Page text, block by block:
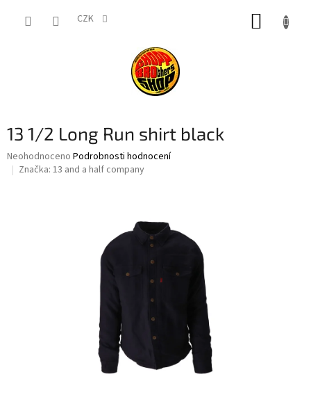
CZK
13 1/2 Long Run shirt black
Průměrné
hodnocení
Neohodnoceno Podrobnosti hodnocení
Značka: 13 and a half company